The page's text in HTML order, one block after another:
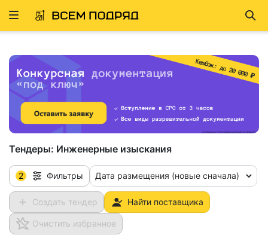
Развернуть
Тендеры: Инженерные изыскания
2 Фильтры Дата размещения (новые сначала)
Создать тендер Найти поставщика
Очистить избранное